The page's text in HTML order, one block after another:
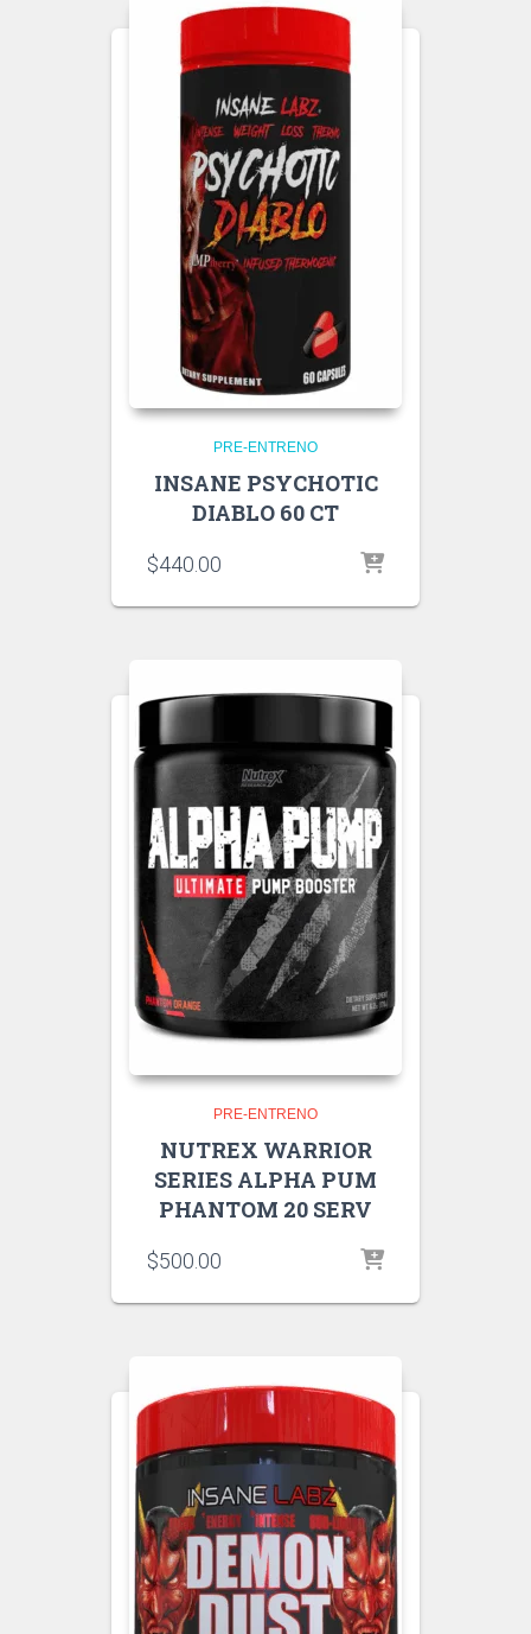
PRE-ENTRENO
INSANE PSYCHOTIC
DIABLO 60 CT
$440.00
PRE-ENTRENO
NUTREX WARRIOR
SERIES ALPHA PUM
PHANTOM 20 SERV
$500.00